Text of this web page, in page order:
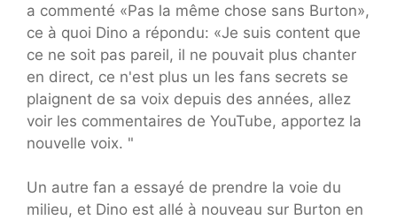
a commenté «Pas la même chose sans Burton»,
ce à quoi Dino a répondu: «Je suis content que
ce ne soit pas pareil, il ne pouvait plus chanter
en direct, ce n'est plus un les fans secrets se
plaignent de sa voix depuis des années, allez
voir les commentaires de YouTube, apportez la
nouvelle voix. "
Un autre fan a essayé de prendre la voie du
milieu, et Dino est allé à nouveau sur Burton en